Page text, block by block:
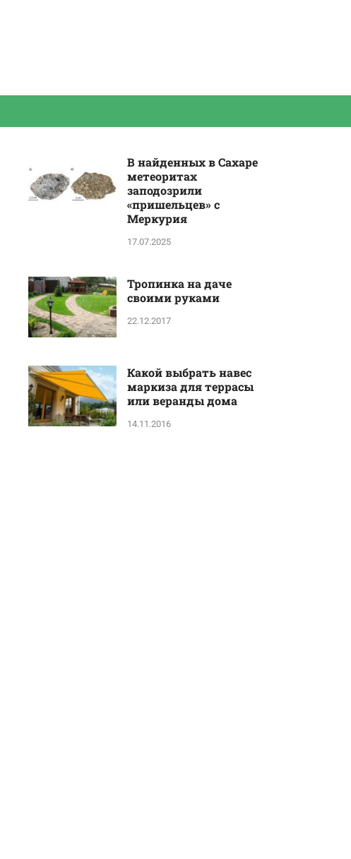
В найденных в Сахаре
метеоритах
заподозрили
«пришельцев» с
Меркурия
17.07.2025
Тропинка на даче
своими руками
22.12.2017
Какой выбрать навес
маркиза для террасы
или веранды дома
14.11.2016